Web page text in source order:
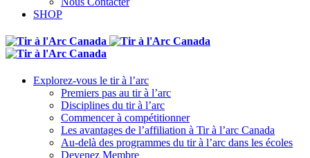
SHOP
Explorez-vous le tir à l’arc
Premiers pas au tir à l’arc
Disciplines du tir à l’arc
Commencer à compétitionner
Les avantages de l’affiliation à Tir à l’arc Canada
Au-delà des programmes du tir à l’arc dans les écoles
Devenez Membre